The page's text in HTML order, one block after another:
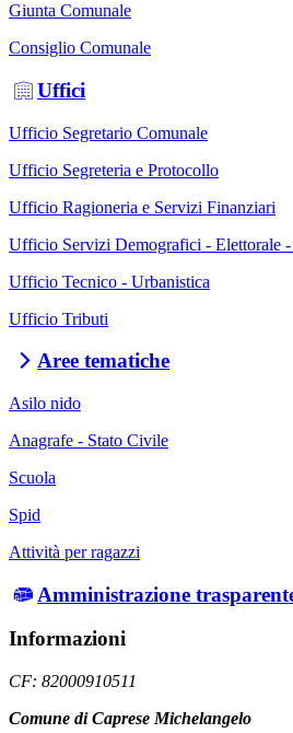
Giunta Comunale
Consiglio Comunale
Uffici
Ufficio Segretario Comunale
Ufficio Segreteria e Protocollo
Ufficio Ragioneria e Servizi Finanziari
Ufficio Servizi Demografici - Elettorale -
Ufficio Tecnico - Urbanistica
Ufficio Tributi
Aree tematiche
Asilo nido
Anagrafe - Stato Civile
Scuola
Spid
Attività per ragazzi
Amministrazione
Informazioni
CF: 82000910511
Comune di Caprese Michelangelo